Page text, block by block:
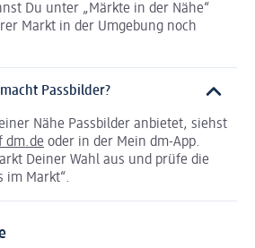
Du unter „Märkte in der Nähe“
Markt in der Umgebung noch
Passbilder?
Nähe Passbilder anbietet, siehst
dm.de oder in der Mein dm-App.
Deiner Wahl aus und prüfe die
im Markt“.